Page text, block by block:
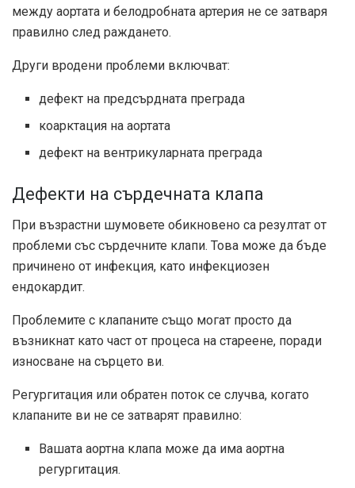
между аортата и белодробната артерия не се затваря
правилно след раждането.
Други вродени проблеми включват:
дефект на предсърдната преграда
коарктация на аортата
дефект на вентрикуларната преграда
Дефекти на сърдечната клапа
При възрастни шумовете обикновено са резултат от
проблеми със сърдечните клапи. Това може да бъде
причинено от инфекция, като инфекциозен
ендокардит.
Проблемите с клапаните също могат просто да
възникнат като част от процеса на стареене, поради
износване на сърцето ви.
Регургитация или обратен поток се случва, когато
клапаните ви не се затварят правилно:
Вашата аортна клапа може да има аортна
регургитация.